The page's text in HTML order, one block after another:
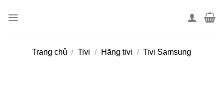
Trang chủ / Tivi / Hãng tivi / Tivi Samsung